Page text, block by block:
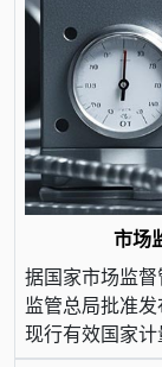
市场
据国家市场监
监管总局批准
现行有效国家计